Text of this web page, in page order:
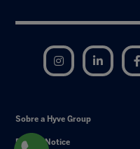
Instagram LinkedIn
Sobre a Hyve Group
Privacy Notice